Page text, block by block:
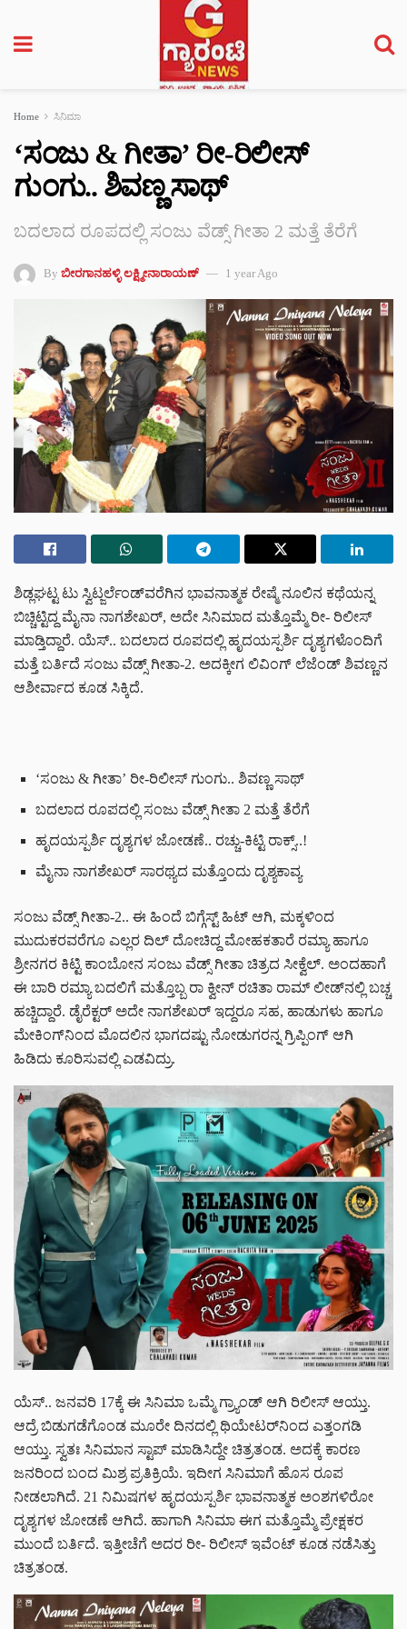
Home ಸಿನಿಮಾ
‘ಸಂಜು & ಗೀತಾ’ ರೀ-ರಿಲೀಸ್
ಗುಂಗು.. ಶಿವಣ್ಣ ಸಾಥ್
ಬದಲಾದ ರೂಪದಲ್ಲಿ ಸಂಜು ವೆಡ್ಸ್ ಗೀತಾ 2 ಮತ್ತೆ ತೆರೆಗೆ
By ಬೀರಗಾನಹಳ್ಳಿ ಲಕ್ಷ್ಮೀನಾರಾಯಣ್ 1 year Ago
ಶಿಡ್ಲಘಟ್ಟ ಟು ಸ್ವಿಟ್ಜರ್ಲೆಂಡ್‌‌ವರೆಗಿನ ಭಾವನಾತ್ಮಕ ರೇಷ್ಮೆ ನೂಲಿನ ಕಥೆಯನ್ನ
ಬಿಚ್ಚಿಟ್ಟಿದ್ದ ಮೈನಾ ನಾಗಶೇಖರ್, ಅದೇ ಸಿನಿಮಾದ ಮತ್ತೊಮ್ಮೆ ರೀ- ರಿಲೀಸ್
ಮಾಡ್ತಿದ್ದಾರೆ. ಯೆಸ್.. ಬದಲಾದ ರೂಪದಲ್ಲಿ ಹೃದಯಸ್ಪರ್ಶಿ ದೃಶ್ಯಗಳೊಂದಿಗೆ
ಮತ್ತೆ ಬರ್ತಿದೆ ಸಂಜು ವೆಡ್ಸ್ ಗೀತಾ-2. ಅದಕ್ಕೀಗ ಲಿವಿಂಗ್ ಲೆಜೆಂಡ್ ಶಿವಣ್ಣನ
ಆಶೀರ್ವಾದ ಕೂಡ ಸಿಕ್ಕಿದೆ.
‘ಸಂಜು & ಗೀತಾ’ ರೀ-ರಿಲೀಸ್ ಗುಂಗು.. ಶಿವಣ್ಣ ಸಾಥ್
ಬದಲಾದ ರೂಪದಲ್ಲಿ ಸಂಜು ವೆಡ್ಸ್ ಗೀತಾ 2 ಮತ್ತೆ ತೆರೆಗೆ
ಹೃದಯಸ್ಪರ್ಶಿ ದೃಶ್ಯಗಳ ಜೋಡಣೆ.. ರಚ್ಚು-ಕಿಟ್ಟಿ ರಾಕ್ಸ್..!
ಮೈನಾ ನಾಗಶೇಖರ್ ಸಾರಥ್ಯದ ಮತ್ತೊಂದು ದೃಶ್ಯಕಾವ್ಯ
ಸಂಜು ವೆಡ್ಸ್ ಗೀತಾ-2.. ಈ ಹಿಂದೆ ಬಿಗ್ಗೆಸ್ಟ್ ಹಿಟ್ ಆಗಿ, ಮಕ್ಕಳಿಂದ
ಮುದುಕರವರೆಗೂ ಎಲ್ಲರ ದಿಲ್ ದೋಚಿದ್ದ ಮೋಹಕತಾರೆ ರಮ್ಯಾ ಹಾಗೂ
ಶ್ರೀನಗರ ಕಿಟ್ಟಿ ಕಾಂಬೋನ ಸಂಜು ವೆಡ್ಸ್ ಗೀತಾ ಚಿತ್ರದ ಸೀಕ್ವೆಲ್. ಅಂದಹಾಗೆ
ಈ ಬಾರಿ ರಮ್ಯಾ ಬದಲಿಗೆ ಮತ್ತೊಬ್ಬ ರಾ ಕ್ವೀನ್ ರಚಿತಾ ರಾಮ್ ಲೀಡ್‌‌ನಲ್ಲಿ ಬಚ್ಚ
ಹಚ್ಚಿದ್ದಾರೆ. ಡೈರೆಕ್ಟರ್ ಅದೇ ನಾಗಶೇಖರ್ ಇದ್ದರೂ ಸಹ, ಹಾಡುಗಳು ಹಾಗೂ
ಮೇಕಿಂಗ್‌ನಿಂದ ಮೊದಲಿನ ಭಾಗದಷ್ಟು ನೋಡುಗರನ್ನ ಗ್ರಿಪ್ಪಿಂಗ್ ಆಗಿ
ಹಿಡಿದು ಕೂರಿಸುವಲ್ಲಿ ಎಡವಿದ್ರು.
ಯೆಸ್.. ಜನವರಿ 17ಕ್ಕೆ ಈ ಸಿನಿಮಾ ಒಮ್ಮೆ ಗ್ರ್ಯಾಂಡ್ ಆಗಿ ರಿಲೀಸ್ ಆಯ್ತು.
ಆದ್ರೆ ಬಿಡುಗಡೆಗೊಂಡ ಮೂರೇ ದಿನದಲ್ಲಿ ಥಿಯೇಟರ್‌ನಿಂದ ಎತ್ತಂಗಡಿ
ಆಯ್ತು. ಸ್ವತಃ ಸಿನಿಮಾನ ಸ್ಟಾಪ್ ಮಾಡಿಸಿದ್ದೇ ಚಿತ್ರತಂಡ. ಅದಕ್ಕೆ ಕಾರಣ
ಜನರಿಂದ ಬಂದ ಮಿಶ್ರ ಪ್ರತಿಕ್ರಿಯೆ. ಇದೀಗ ಸಿನಿಮಾಗೆ ಹೊಸ ರೂಪ
ನೀಡಲಾಗಿದೆ. 21 ನಿಮಿಷಗಳ ಹೃದಯಸ್ಪರ್ಶಿ ಭಾವನಾತ್ಮಕ ಅಂಶಗಳಿರೋ
ದೃಶ್ಯಗಳ ಜೋಡಣೆ ಆಗಿದೆ. ಹಾಗಾಗಿ ಸಿನಿಮಾ ಈಗ ಮತ್ತೊಮ್ಮೆ ಪ್ರೇಕ್ಷಕರ
ಮುಂದೆ ಬರ್ತಿದೆ. ಇತ್ತೀಚೆಗೆ ಅದರ ರೀ- ರಿಲೀಸ್ ಇವೆಂಟ್ ಕೂಡ ನಡೆಸಿತ್ತು
ಚಿತ್ರತಂಡ.